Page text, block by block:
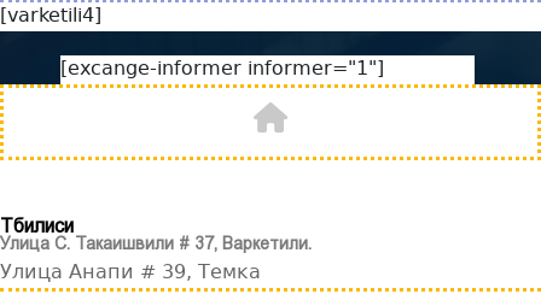
[varketili4]
[excange-informer informer="1"]
Тбилиси
Улица С. Такаишвили # 37, Варкетили.
Улица Анапи # 39, Темка